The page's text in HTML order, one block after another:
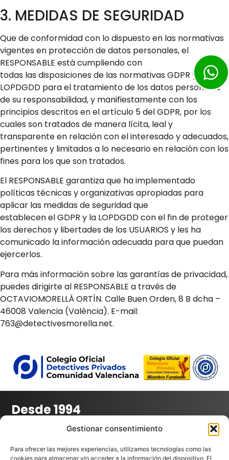
Gestionar consentimiento
Para ofrecer las mejores experiencias, utilizamos tecnologías como las
cookies para almacenar y/o acceder a la información del dispositivo. El
3. MEDIDAS DE SEGURIDAD
Que de conformidad con lo dispuesto en las normativas
vigentes en protección de datos personales, el
RESPONSABLE está cumpliendo con
todas las disposiciones de las normativas GDPR y
LOPDGDD para el tratamiento de los datos personales
de su responsabilidad, y manifiestamente con los
principios descritos en el artículo 5 del GDPR, por los
cuales son tratados de manera lícita, leal y
transparente en relación con el interesado y adecuados,
pertinentes y limitados a lo necesario en relación con los
fines para los que son tratados.
El RESPONSABLE garantiza que ha implementado
políticas técnicas y organizativas apropiadas para
aplicar las medidas de seguridad que
establecen el GDPR y la LOPDGDD con el fin de proteger
los derechos y libertades de los USUARIOS y les ha
comunicado la información adecuada para que puedan
ejercerlos.
Para más información sobre las garantías de privacidad,
puedes dirigirte al RESPONSABLE a través de
OCTAVIOMORELLÁ ORTÍN. Calle Buen Orden, 8 B dcha –
46008 Valencia (València). E-mail:
763@detectivesmorella.net.
Desde 1994
RNSP 10.116